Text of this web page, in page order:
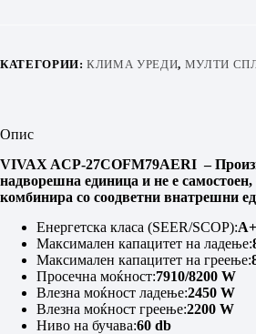
КАТЕГОРИИ:КЛИМА УРЕДИ, МУЛТИ
Опис
VIVAX ACP-27COFM79AERI –
надворешна единица и не е самостоен,
комбинира со соодветни внатрешни
Енергетска класа (SEER/SCOP):
Максимален капацитет на ладење:
Максимален капацитет на греење:
Просечна моќност:7910/8200 W
Влезна моќност ладење:2450 W
Влезна моќност греење:2200 W
Ниво на бучава:60 db